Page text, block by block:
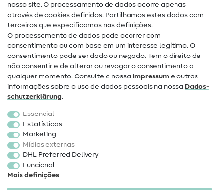
Ajuda e contacto
Contacto
Mudança de proprietário
Perguntas frequentes (FAQ)
Direito de cancelamento
Popular
Tecidos
Acessórios de costura
Promoção
nosso site. O processamento de dados ocorre apenas
através de cookies definidos. Partilhamos estes dados com
terceiros que especificamos nas definições.
O processamento de dados pode ocorrer com
consentimento ou com base em um interesse legítimo. O
consentimento pode ser dado ou negado. Tem o direito de
não consentir e de alterar ou revogar o consentimento a
qualquer momento. Consulte a nossa Impressum e outras
informações sobre o uso de dados pessoais na nossa Dados­
schutz­erklärung.
Essencial
Estatísticas
Marketing
Mídias externas
DHL Preferred Delivery
Funcional
Mais definições